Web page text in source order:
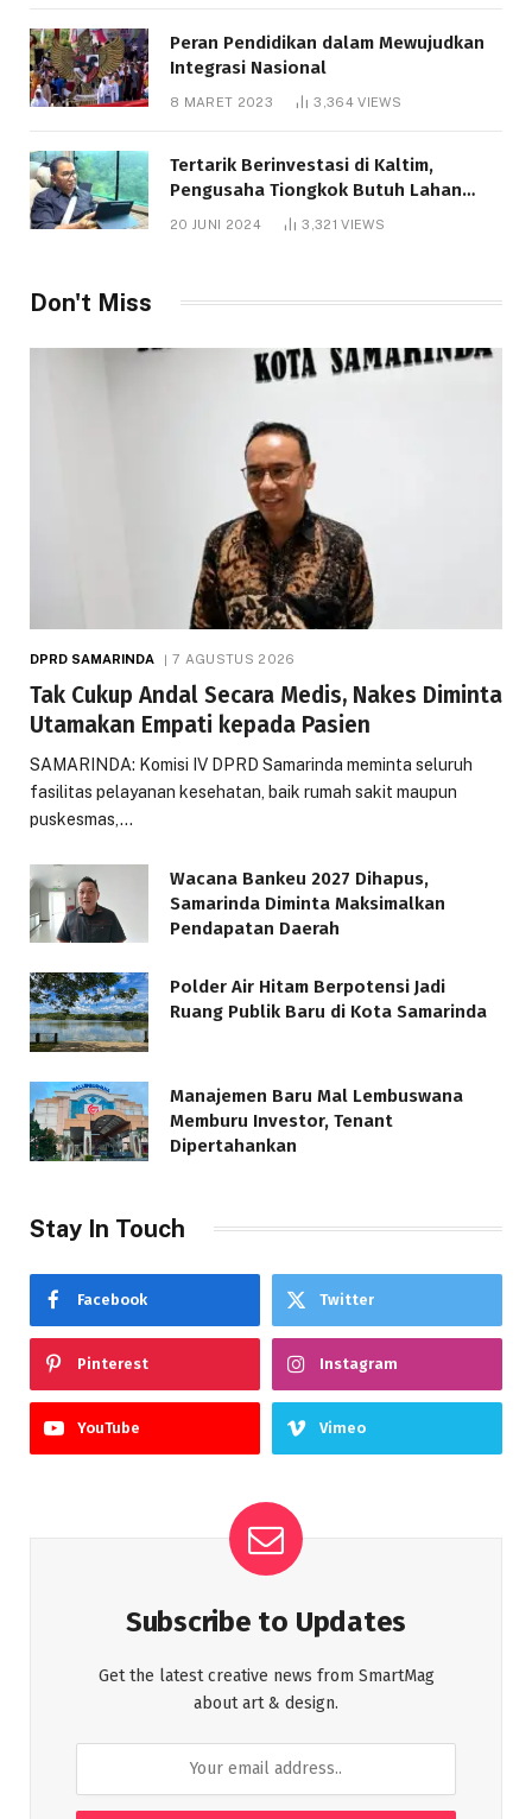
Peran Pendidikan dalam Mewujudkan
Integrasi Nasional
8 MARET 2023 3,364VIEWS
Tertarik Berinvestasi di Kaltim,
Pengusaha Tiongkok Butuh Lahan
1.000 Hektare
20 JUNI 2024 3,321VIEWS
Don't Miss
DPRD SAMARINDA 7 AGUSTUS 2026
Tak Cukup Andal Secara Medis, Nakes Diminta
Utamakan Empati kepada Pasien
SAMARINDA: Komisi IV DPRD Samarinda meminta seluruh
fasilitas pelayanan kesehatan, baik rumah sakit maupun
puskesmas,…
Wacana Bankeu 2027 Dihapus,
Samarinda Diminta Maksimalkan
Pendapatan Daerah
Polder Air Hitam Berpotensi Jadi
Ruang Publik Baru di Kota Samarinda
Manajemen Baru Mal Lembuswana
Memburu Investor, Tenant
Dipertahankan
Stay In Touch
Facebook Twitter
Pinterest Instagram
YouTube Vimeo
Subscribe to Updates
Get the latest creative news from SmartMag
about art & design.